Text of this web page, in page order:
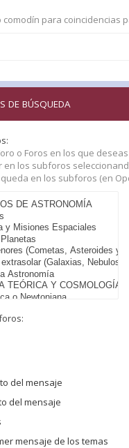
comodín para coincidencias
DE BÚSQUEDA
o Foros en los que
en los subforos
en los subforos (en
del mensaje
del mensaje
mensaje de los temas